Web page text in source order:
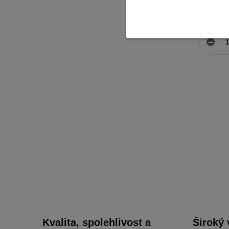
Kvalita, spolehlivost a
Široký